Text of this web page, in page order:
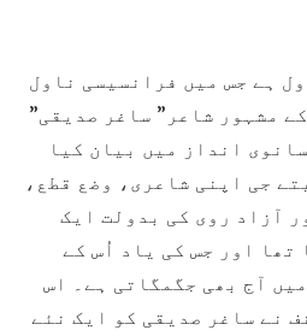
ہے جس میں فرانسیسی ناول
مشہور شاعر” ساغر صدیقی”
انداز میں بیان کیا
جی اپنی شاعری، وضع قطع،
آزاد روی کی بدولت ایک
تھا اور جس کی یاد اُس کے
آج بھی جگمگاتی ہے۔ اس
نے ساغر صدیقی کو ایک نئے